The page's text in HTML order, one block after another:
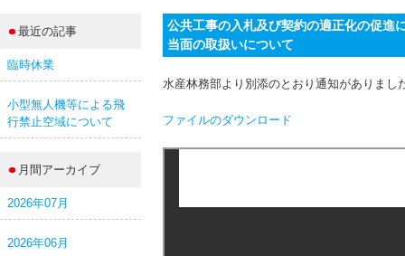
公共工事の入札及び契約の適正化の促進
当面の取扱いについて
水産林務部より別添のとおり通知がありまし
ファイルのダウンロード
最近の記事
臨時休業
小型無人機等による飛
行禁止空域について
月間アーカイブ
2026年07月
2026年06月